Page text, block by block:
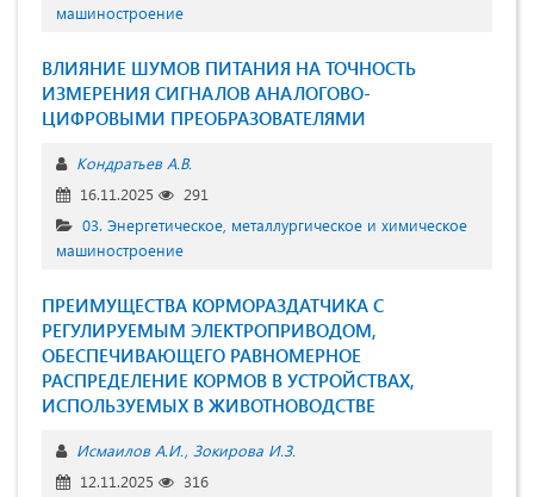
машиностроение
ВЛИЯНИЕ ШУМОВ ПИТАНИЯ НА ТОЧНОСТЬ
ИЗМЕРЕНИЯ СИГНАЛОВ АНАЛОГОВО-
ЦИФРОВЫМИ ПРЕОБРАЗОВАТЕЛЯМИ
Кондратьев А.В.
16.11.2025
291
03. Энергетическое, металлургическое и химическое
машиностроение
ПРЕИМУЩЕСТВА КОРМОРАЗДАТЧИКА С
РЕГУЛИРУЕМЫМ ЭЛЕКТРОПРИВОДОМ,
ОБЕСПЕЧИВАЮЩЕГО РАВНОМЕРНОЕ
РАСПРЕДЕЛЕНИЕ КОРМОВ В УСТРОЙСТВАХ,
ИСПОЛЬЗУЕМЫХ В ЖИВОТНОВОДСТВЕ
Исмаилов А.И. Зокирова И.З.
12.11.2025
316